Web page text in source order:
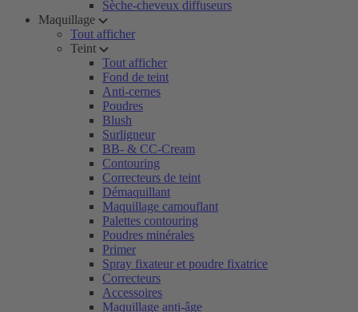
Sèche-cheveux diffuseurs
Maquillage
Tout afficher
Teint
Tout afficher
Fond de teint
Anti-cernes
Poudres
Blush
Surligneur
BB- & CC-Cream
Contouring
Correcteurs de teint
Démaquillant
Maquillage camouflant
Palettes contouring
Poudres minérales
Primer
Spray fixateur et poudre fixatrice
Correcteurs
Accessoires
Maquillage anti-âge